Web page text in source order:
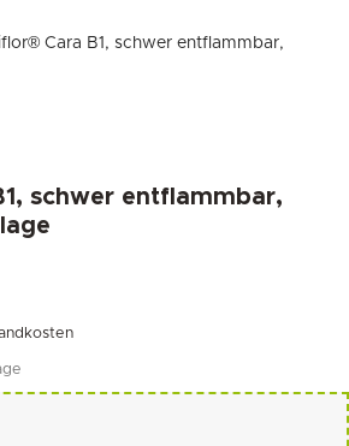
Cara B1, schwer entflammbar,
schwer entflammbar,